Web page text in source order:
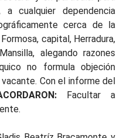
cualquier dependencia
cerca de la
capital, Herradura,
alegando razones
no formula objeción
Con el informe del
Facultar a